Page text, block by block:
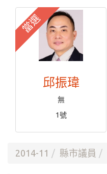
當選
邱振瑋
無
1號
2014-11 縣市議員